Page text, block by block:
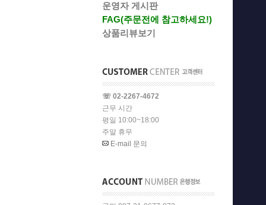
운영자 게시판
FAG(주문전에 참고하세요!)
상품리뷰보기
☏ 02-2267-4672
근무 시간
평일 10:00~18:00
주말 휴무
E-mail 문의